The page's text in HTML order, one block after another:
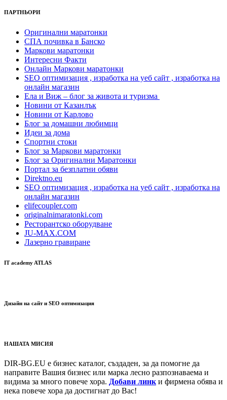
ПАРТНЬОРИ
Оригинални маратонки
СПА почивка в Банско
Маркови маратонки
Интересни Факти
Онлайн Маркови маратонки
SEO оптимизация , изработка на уеб сайт , изработка на
онлайн магазин
Ела и Виж – блог за живота и туризма
Новини от Казанлък
Новини от Карлово
Блог за домашни любимци
Идеи за дома
Спортни стоки
Блог за Маркови маратонки
Блог за Оригинални Маратонки
Портал за безплатни обяви
Direktno.eu
SEO оптимизация , изработка на уеб сайт , изработка на
онлайн магазин
elifecoupler.com
originalnimaratonki.com
Ресторантско оборудване
JU-MAX.COM
Лазерно гравиране
IT academy ATLAS
Дизайн на сайт и SEO оптимизация
НАШАТА МИСИЯ
DIR-BG.EU е бизнес каталог, създаден, за да помогне да
направите Вашия бизнес или марка лесно разпознаваема и
видима за много повече хора. Добави линки фирмена обява и
нека повече хора да достигнат до Вас!